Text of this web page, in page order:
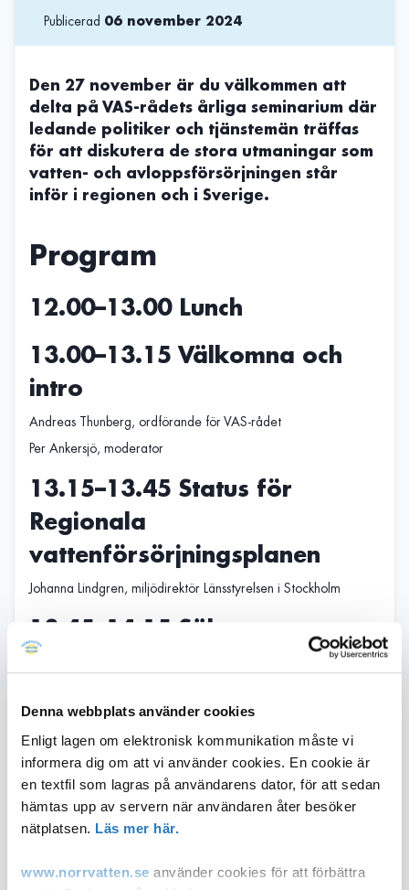
Denna webbplats använder cookies
Enligt lagen om elektronisk kommunikation måste vi
informera dig om att vi använder cookies. En cookie är
en textfil som lagras på användarens dator, för att sedan
hämtas upp av servern när användaren åter besöker
nätplatsen. Läs mer här.
www.norrvatten.se använder cookies för att förbättra
Publicerad 06 november 2024
Den 27 november är du välkommen att
delta på VAS-rådets årliga seminarium där
ledande politiker och tjänstemän träffas
för att diskutera de stora utmaningar som
vatten- och avloppsförsörjningen står
inför i regionen och i Sverige.
Program
12.00–13.00 Lunch
13.00–13.15 Välkomna och
intro
Andreas Thunberg, ordförande för VAS-rådet
Per Ankersjö, moderator
13.15–13.45 Status för
Regionala
vattenförsörjningsplanen
Johanna Lindgren, miljödirektör Länsstyrelsen i Stockholm
13.45–14.15 Säkra
vattenleveranser i oroliga
14.15–14.30 Paus
14.30–15.30 PFAS i vårt
vatten, vem har ansvaret?